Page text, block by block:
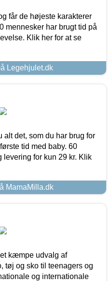
får de højeste karakterer
mennesker har brugt tid på
Klik her for at se
Legehjulet.dk
alt det, som du har brug for
tid med baby. 60
levering for kun 29 kr. Klik
MamaMilla.dk
kæmpe udvalg af
tøj og sko til teenagers og
og internationale